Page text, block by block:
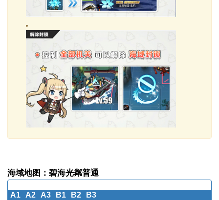
海域地图：碧海光粼普通
A1 A2 A3 B1 B2 B3